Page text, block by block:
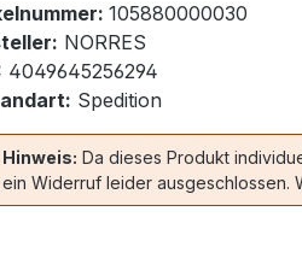
105880000030
NORRES
4049645256294
Spedition
Hinweis: Da dieses Produkt
ein Widerruf leider ausgeschlossen.